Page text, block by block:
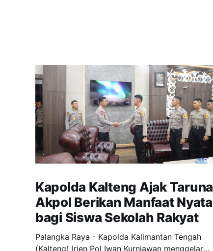
Kapolda Kalteng Ajak Taruna
Akpol Berikan Manfaat Nyata
bagi Siswa Sekolah Rakyat
Palangka Raya - Kapolda Kalimantan Tengah
(Kalteng) Irjen Pol Iwan Kurniawan menggelar